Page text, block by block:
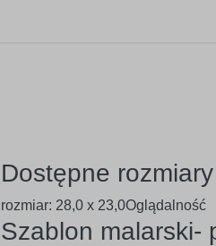
Dostępne
rozmiar: 28,0 x 23,0Oglądalność
Szablon malarski-